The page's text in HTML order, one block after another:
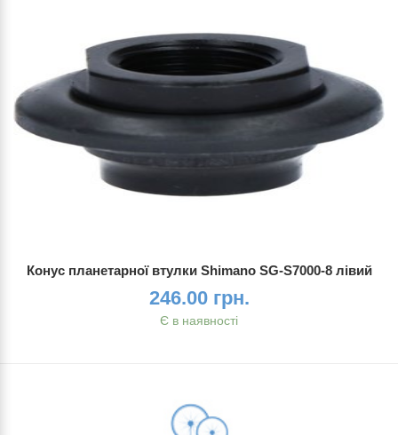
Конус планетарної втулки Shimano SG-S7000-8 лівий
246.00 грн.
Є в наявності